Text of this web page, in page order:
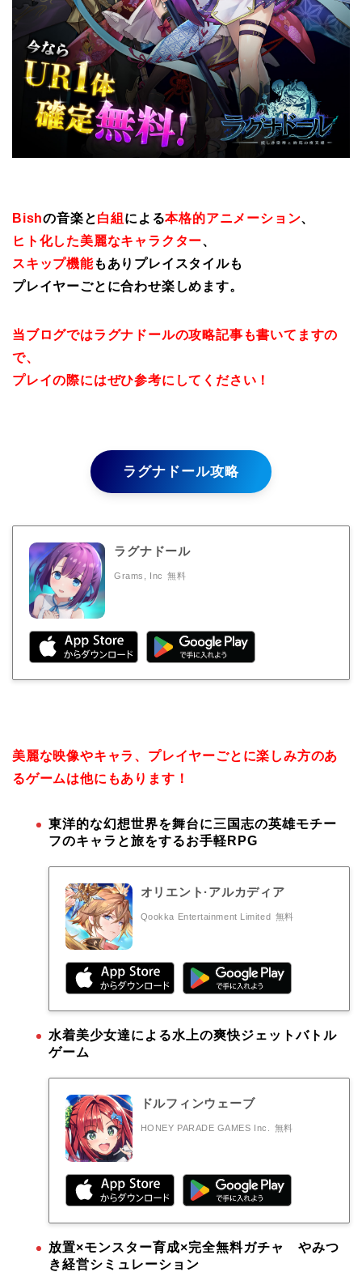
Bishの音楽と白組 による本格的アニメーション、
ヒト化した美麗なキャラクター、
スキップ機能もありプレイスタイルも
プレイヤーごとに合わせ楽しめます。
当ブログではラグナドールの攻略記事も書いてますの
で、
プレイの際にはぜひ参考にしてください！
ラグナドール攻略
ラグナドール
Grams, Inc 無料
美麗な映像やキャラ、プレイヤーごとに楽しみ方のあ
るゲームは他にもあります！
東洋的な幻想世界を舞台に三国志の英雄モチー
フのキャラと旅をするお手軽RPG
オリエント·アルカディア
Qookka Entertainment Limited 無料
水着美少女達による水上の爽快ジェットバトル
ゲーム
ドルフィンウェーブ
HONEY PARADE GAMES Inc. 無料
放置×モンスター育成×完全無料ガチャ やみつ
き経営シミュレーション